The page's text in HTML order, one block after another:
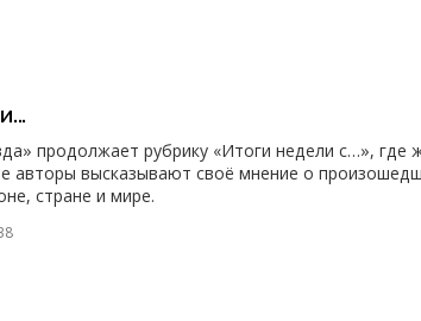
продолжает рубрику «Итоги недели с…», где
авторы высказывают своё мнение о
стране и мире.